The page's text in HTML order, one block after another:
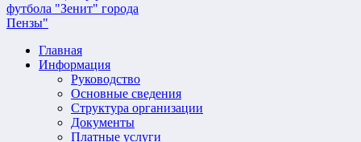
Главная
Информация
Руководство
Основные сведения
Структура организации
Документы
Платные услуги